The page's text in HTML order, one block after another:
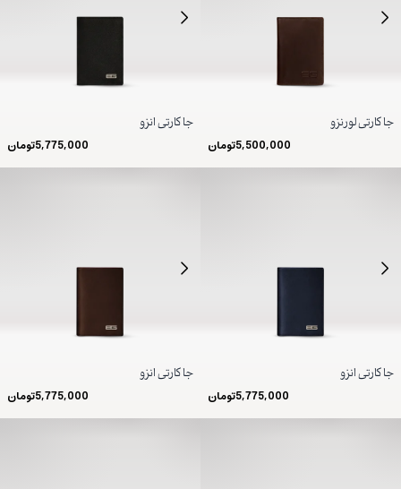
جا کارتی لورنزو
5,500,000تومان
جا کارتی انزو
5,775,000تومان
جا کارتی انزو
5,775,000تومان
جا کارتی انزو
5,775,000تومان